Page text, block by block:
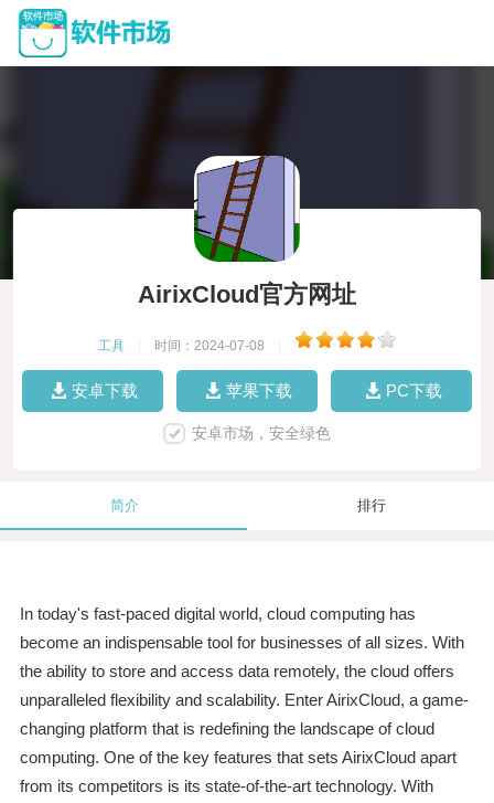
AirixCloud官方网址
工具 时间：2024-07-08
安卓下载 苹果下载 PC下载
安卓市场，安全绿色
简介 排行
In today's fast-paced digital world, cloud computing has
become an indispensable tool for businesses of all sizes. With
the ability to store and access data remotely, the cloud offers
unparalleled flexibility and scalability. Enter AirixCloud, a game-
changing platform that is redefining the landscape of cloud
computing. One of the key features that sets AirixCloud apart
from its competitors is its state-of-the-art technology. With